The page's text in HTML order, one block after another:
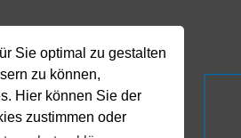
Sie optimal zu gestalten
zu können,
Hier können Sie der
zustimmen oder